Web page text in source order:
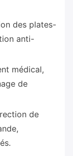
des plates-
anti-
médical,
de
de